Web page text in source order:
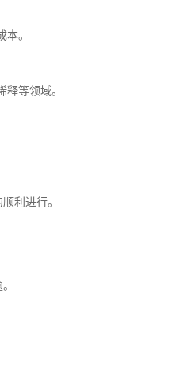
。
等领域。
利进行。